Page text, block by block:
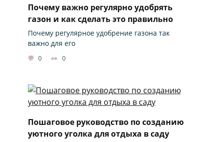
Почему важно регулярно удобрять
газон и как сделать это правильно
Почему регулярное удобрение газона так
важно для его
0 0
Пошаговое руководство по созданию
уютного уголка для отдыха в саду